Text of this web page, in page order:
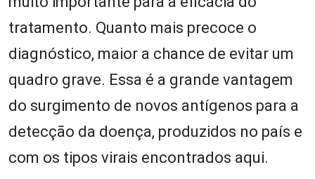
tratamento. Quanto mais precoce o
diagnóstico, maior a chance de evitar um
quadro grave. Essa é a grande vantagem
do surgimento de novos antígenos para a
detecção da doença, produzidos no país e
com os tipos virais encontrados aqui.